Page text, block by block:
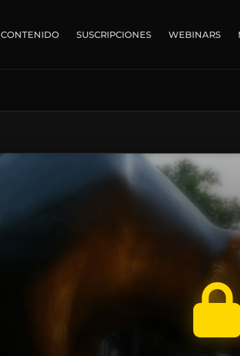
CONTENIDO SUSCRIPCIONES WEBINARS